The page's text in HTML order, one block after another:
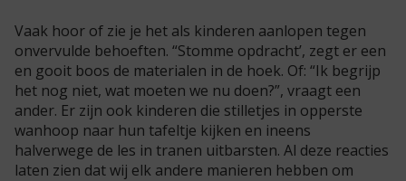
Vaak hoor of zie je het als kinderen aanlopen tegen
onvervulde behoeften. “Stomme opdracht’, zegt er een
en gooit boos de materialen in de hoek. Of: “Ik begrijp
het nog niet, wat moeten we nu doen?”, vraagt een
ander. Er zijn ook kinderen die stilletjes in opperste
wanhoop naar hun tafeltje kijken en ineens
halverwege de les in tranen uitbarsten. Al deze reacties
laten zien dat wij elk andere manieren hebben om